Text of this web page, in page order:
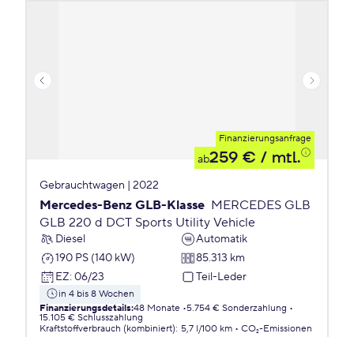
Finanzierungsanfrage
ab259 € / mtl.
Gebrauchtwagen | 2022
Mercedes-Benz GLB-Klasse MERCEDES GLB
GLB 220 d DCT Sports Utility Vehicle
Diesel
Automatik
190 PS (140 kW)
85.313 km
EZ: 06/23 Teil-Leder
in 4 bis 8 Wochen
Finanzierungsdetails:48 Monate 5.754 € Sonderzahlung
15.105 € Schlusszahlung
Kraftstoffverbrauch (kombiniert): 5,7 l/100 km
CO₂-Emissionen